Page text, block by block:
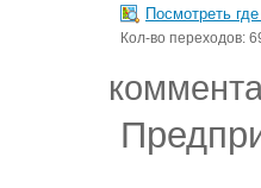
Посмотреть
Кол-во переходов: